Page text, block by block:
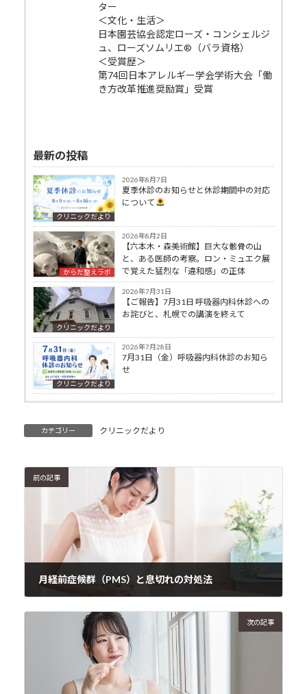
ター
＜文化・生活＞
日本園芸協会認定ローズ・コンシェルジ
ュ、ローズソムリエ®（バラ資格）
＜受賞歴＞
第74回日本アレルギー学会学術大会「働
き方改革推進奨励賞」受賞
最新の投稿
クリニックだより
2026年8月7日
夏季休診のお知らせと休診期間中の対応
について
からだ整えラボ
2026年8月2日
【六本木・森美術館】巨大な骸骨の山
と、ある医師の考察。ロン・ミュエク展
で覚えた猛烈な「違和感」の正体
クリニックだより
2026年7月31日
【ご報告】7月31日 呼吸器内科休診への
お詫びと、札幌での講演を終えて
クリニックだより
2026年7月28日
7月31日（金）呼吸器内科休診のお知ら
せ
カテゴリー クリニックだより
前の記事
月経前症候群（PMS）と息切れの対処法
次の記事